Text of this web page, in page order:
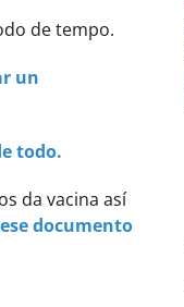
de tempo.
un
todo.
da vacina así
documento